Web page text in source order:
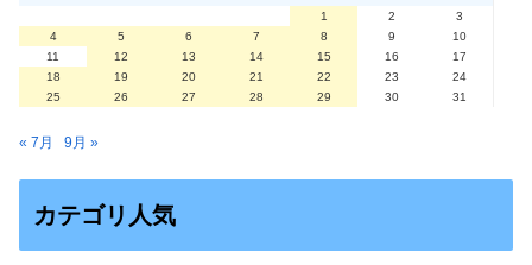
1
2
3
4
5 6 7 8 9
10
11
12 13 14 15 16
17
18
19 20 21 22 23
24
25
26 27 28 29 30 31
« 7月 9月 »
カテゴリ人気